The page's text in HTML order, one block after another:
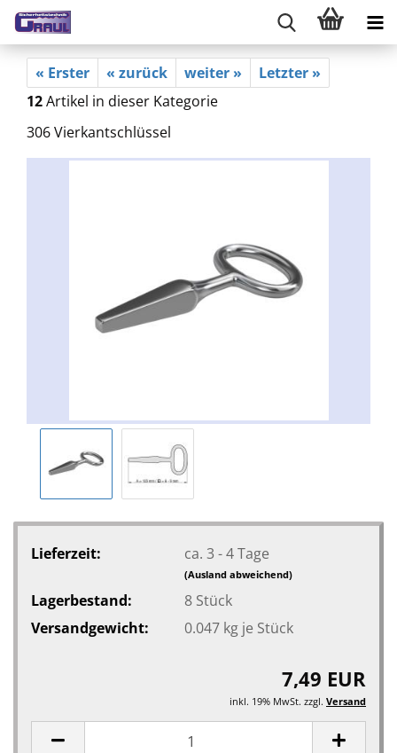
« Erster « zurück weiter »
Letzter »
12Artikel in dieser Kategorie
306 Vierkantschlüssel
Lieferzeit: ca. 3 - 4 Tage
(Ausland abweichend)
Lagerbestand: 8 Stück
Versandgewicht:
0.047kg je Stück
7,49 EUR
inkl. 19% MwSt. zzgl. Versand